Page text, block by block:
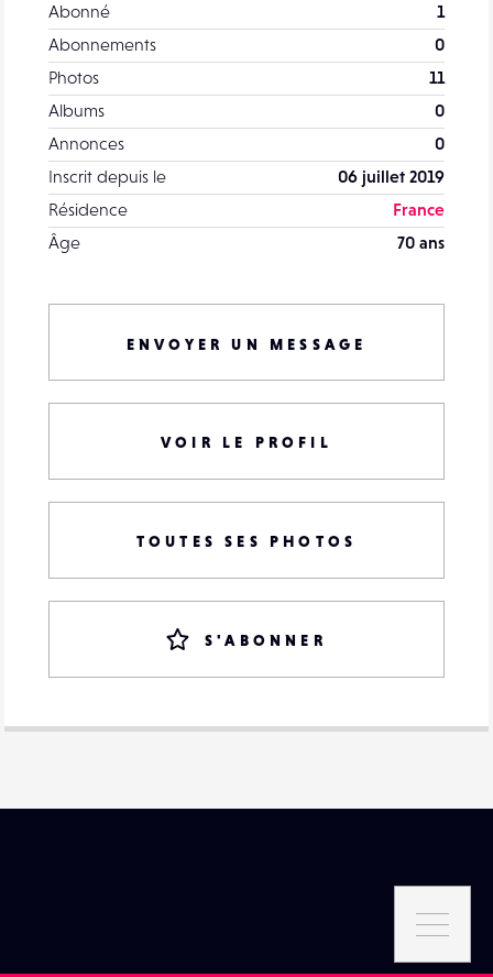
Abonné
1
Abonnements
0
Photos
11
Albums
0
Annonces
0
Inscrit depuis le
06 juillet 2019
Résidence
France
Âge
70 ans
ENVOYER UN MESSAGE
VOIR LE PROFIL
TOUTES SES PHOTOS
S'ABONNER